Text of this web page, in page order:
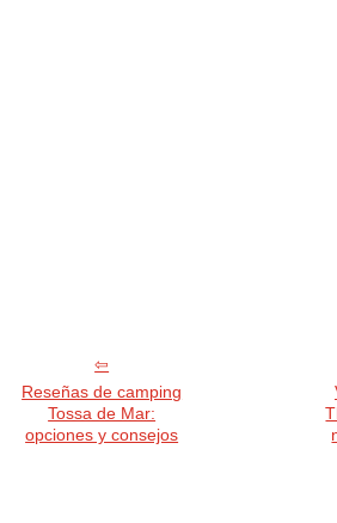
Reseñas de camping
Tossa de Mar:
opciones y consejos